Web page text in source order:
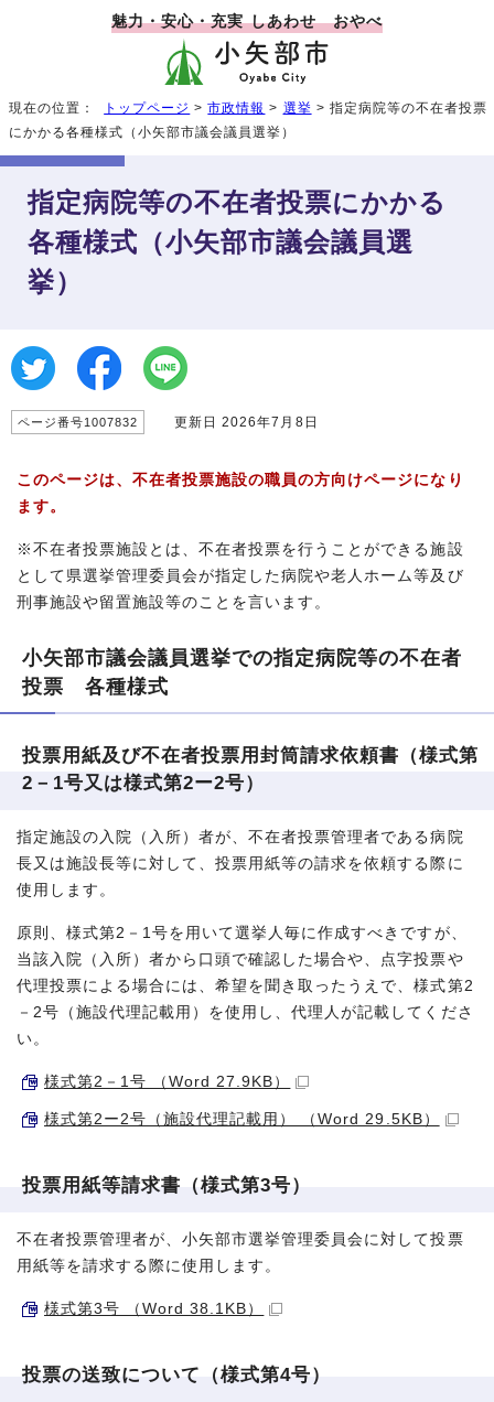
魅力・安心・充実 しあわせ おやべ
現在の位置： トップページ >市政情報 > 選挙 > 指定病院等の不在者投票
にかかる各種様式（小矢部市議会議員選挙）
指定病院等の不在者投票にかかる
各種様式（小矢部市議会議員選
挙）
ページ番号1007832 更新日 2026年7月8日
このページは、不在者投票施設の職員の方向けページになり
ます。
※不在者投票施設とは、不在者投票を行うことができる施設
として県選挙管理委員会が指定した病院や老人ホーム等及び
刑事施設や留置施設等のことを言います。
小矢部市議会議員選挙での指定病院等の不在者
投票 各種様式
投票用紙及び不在者投票用封筒請求依頼書（様式第
2－1号又は様式第2ー2号）
指定施設の入院（入所）者が、不在者投票管理者である病院
長又は施設長等に対して、投票用紙等の請求を依頼する際に
使用します。
原則、様式第2－1号を用いて選挙人毎に作成すべきですが、
当該入院（入所）者から口頭で確認した場合や、点字投票や
代理投票による場合には、希望を聞き取ったうえで、様式第2
－2号（施設代理記載用）を使用し、代理人が記載してくださ
い。
様式第2－1号 （Word 27.9KB）
様式第2ー2号（施設代理記載用） （Word 29.5KB）
投票用紙等請求書（様式第3号）
不在者投票管理者が、小矢部市選挙管理委員会に対して投票
用紙等を請求する際に使用します。
様式第3号 （Word 38.1KB）
投票の送致について（様式第4号）